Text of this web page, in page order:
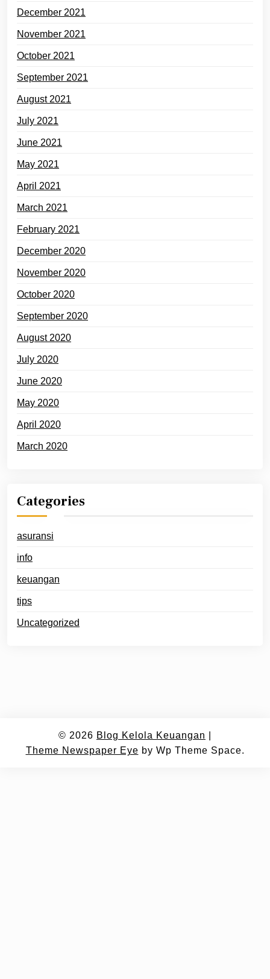
December 2021
November 2021
October 2021
September 2021
August 2021
July 2021
June 2021
May 2021
April 2021
March 2021
February 2021
December 2020
November 2020
October 2020
September 2020
August 2020
July 2020
June 2020
May 2020
April 2020
March 2020
Categories
asuransi
info
keuangan
tips
Uncategorized
© 2026 Blog Kelola Keuangan
Theme Newspaper Eye by Wp Theme Space.